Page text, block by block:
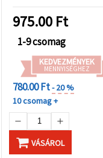
EM ART
975.00 Ft
1-9 csomag
KEDVEZMÉNYEK
MENNYISÉGHEZ
780.00 Ft- 20 %
10 csomag +
VÁSÁROL